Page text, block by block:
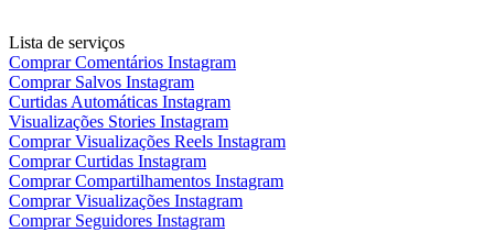
Lista de serviços
Comprar Comentários Instagram
Comprar Salvos Instagram
Curtidas Automáticas Instagram
Visualizações Stories Instagram
Comprar Visualizações Reels Instagram
Comprar Curtidas Instagram
Comprar Compartilhamentos Instagram
Comprar Visualizações Instagram
Comprar Seguidores Instagram